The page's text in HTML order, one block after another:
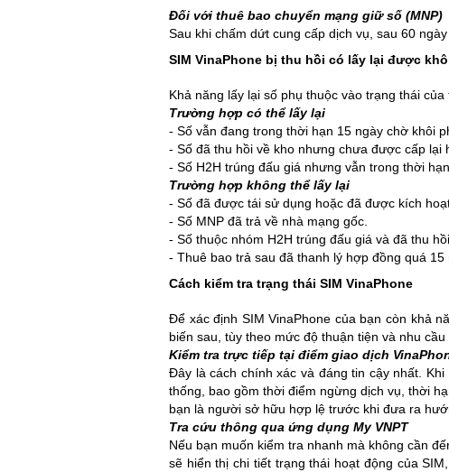
Đối với thuê bao chuyển mạng giữ số (MNP)
Sau khi chấm dứt cung cấp dịch vụ, sau 60
SIM VinaPhone bị thu hồi có lấy lại được
Khả năng lấy lại số phụ thuộc vào trạng thái
Trường hợp có thể lấy lại
- Số vẫn đang trong thời hạn 15 ngày chờ khôi
- Số đã thu hồi về kho nhưng chưa được cấp lại
- Số H2H trúng đấu giá nhưng vẫn trong thời
Trường hợp không thể lấy lại
- Số đã được tái sử dụng hoặc đã được kích
- Số MNP đã trả về nhà mạng gốc.
- Số thuộc nhóm H2H trúng đấu giá và đã thu
- Thuê bao trả sau đã thanh lý hợp đồng quá 15
Cách kiểm tra trạng thái SIM VinaPhone
Để xác định SIM VinaPhone của bạn còn khả
biến sau, tùy theo mức độ thuận tiện và nhu cầu
Kiểm tra trực tiếp tại điểm giao dịch
Đây là cách chính xác và đáng tin cậy nhất.
thống, bao gồm thời điểm ngừng dịch vụ, thời
bạn là người sở hữu hợp lệ trước khi đưa ra
Tra cứu thông qua ứng dụng My VNPT
Nếu bạn muốn kiểm tra nhanh mà không cần
sẽ hiển thị chi tiết trạng thái hoạt động của